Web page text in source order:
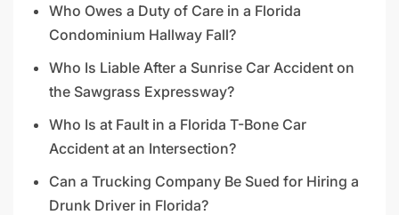
Who Owes a Duty of Care in a Florida
Condominium Hallway Fall?
Who Is Liable After a Sunrise Car Accident on
the Sawgrass Expressway?
Who Is at Fault in a Florida T-Bone Car
Accident at an Intersection?
Can a Trucking Company Be Sued for Hiring a
Drunk Driver in Florida?